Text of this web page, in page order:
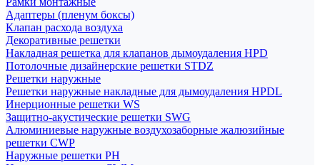
Адаптеры (пленум боксы)
Клапан расхода воздуха
Декоративные решетки
Накладная решетка для клапанов дымоудаления HPD
Потолочные дизайнерские решетки STDZ
Решетки наружные
Решетки наружные накладные для дымоудаления HPDL
Инерционные решетки WS
Защитно-акустические решетки SWG
Алюминиевые наружные воздухозаборные жалюзийные
решетки CWP
Наружные решетки РН